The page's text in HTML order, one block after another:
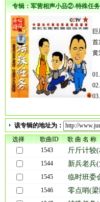
专辑：军营相声小品②-特殊
首
黄
05.特殊任务（周凯、曹阳、李帅
06.野战表（张新武、李静、孙洪
07.基本群众（总政话剧团）
08.豆芽嫂（栾淑梅、孙磊岩、张
军歌网(www.jungewang.com)是
曲，提供军歌在线试听、军歌铃
该专辑的地址为：
选择
歌曲ID 歌 曲 名 称
1543
斤斤计较
1544 新兵老兵
1545 临时班委
1546 零点哨(